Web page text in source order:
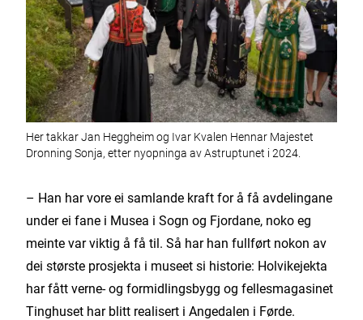
Her takkar Jan Heggheim og Ivar Kvalen Hennar Majestet
Dronning Sonja, etter nyopninga av Astruptunet i 2024.
– Han har vore ei samlande kraft for å få avdelingane
under ei fane i Musea i Sogn og Fjordane, noko eg
meinte var viktig å få til. Så har han fullført nokon av
dei største prosjekta i museet si historie: Holvikejekta
har fått verne- og formidlingsbygg og fellesmagasinet
Tinghuset har blitt realisert i Angedalen i Førde.